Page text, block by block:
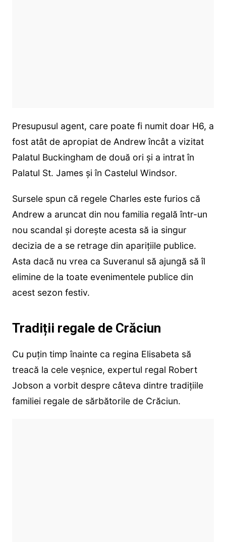
Presupusul agent, care poate fi numit doar H6, a
fost atât de apropiat de Andrew încât a vizitat
Palatul Buckingham de două ori și a intrat în
Palatul St. James și în Castelul Windsor.
Sursele spun că regele Charles este furios că
Andrew a aruncat din nou familia regală într-un
nou scandal și dorește acesta să ia singur
decizia de a se retrage din aparițiile publice.
Asta dacă nu vrea ca Suveranul să ajungă să îl
elimine de la toate evenimentele publice din
acest sezon festiv.
Tradiții regale de Crăciun
Cu puțin timp înainte ca regina Elisabeta să
treacă la cele veșnice, expertul regal Robert
Jobson a vorbit despre câteva dintre tradițiile
familiei regale de sărbătorile de Crăciun.